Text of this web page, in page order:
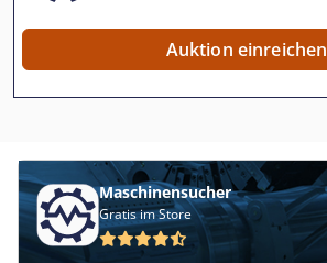
Auktion einreichen
Maschinensucher
Gratis im Store